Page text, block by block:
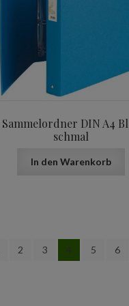
Sammelordner DIN A4
schmal
In den Warenkorb
2 3 4 5 6